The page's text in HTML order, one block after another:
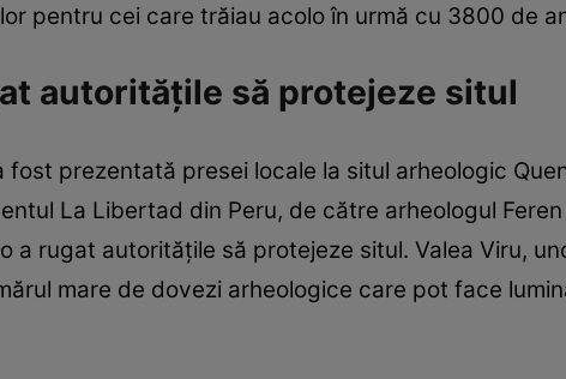
pentru cei care trăiau acolo în urmă cu 3800 de
autoritățile să protejeze situl
fost prezentată presei locale la situl arheologic
La Libertad din Peru, de către arheologul
a rugat autoritățile să protejeze situl. Valea Viru,
mare de dovezi arheologice care pot face